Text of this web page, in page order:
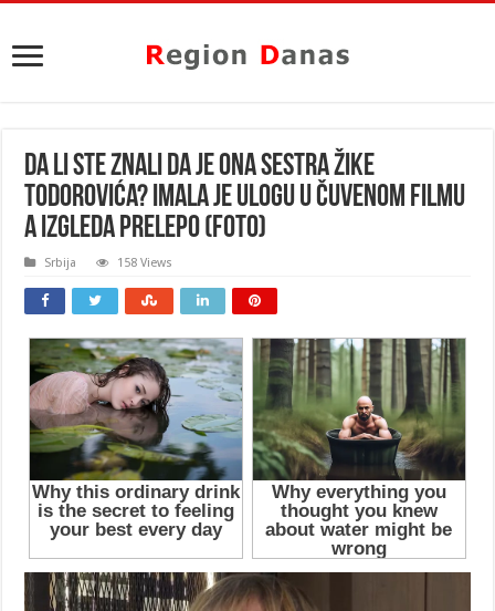
DA LI STE ZNALI DA JE ONA SESTRA ŽIKE
TODOROVIĆA? Imala je ulogu u čuvenom filmu
a izgleda prelepo (FOTO)
Srbija 158 Views